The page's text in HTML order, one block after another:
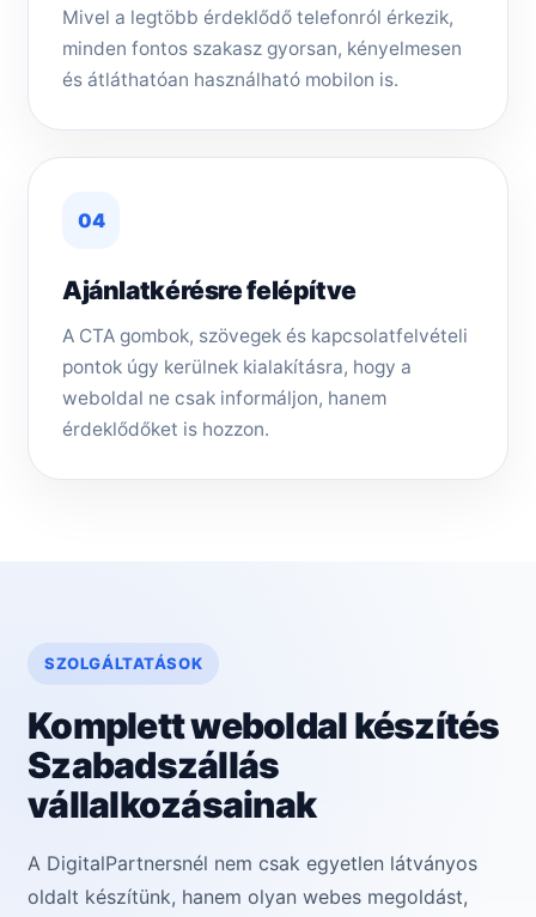
Mivel a legtöbb érdeklődő telefonról érkezik,
minden fontos szakasz gyorsan, kényelmesen
és átláthatóan használható mobilon is.
04
Ajánlatkérésre felépítve
A CTA gombok, szövegek és kapcsolatfelvételi
pontok úgy kerülnek kialakításra, hogy a
weboldal ne csak informáljon, hanem
érdeklődőket is hozzon.
SZOLGÁLTATÁSOK
Komplett weboldal készítés
Szabadszállás
vállalkozásainak
A DigitalPartnersnél nem csak egyetlen látványos
oldalt készítünk, hanem olyan webes megoldást,